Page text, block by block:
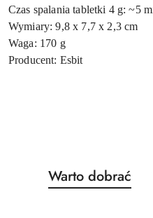
Czas spalania tabletki 4 g: ~5
Wymiary: 9,8 x 7,7 x 2,3 cm
Waga: 170 g
Producent: Esbit
Pomiń karuzelę
Produkty
o
Warto dobrać